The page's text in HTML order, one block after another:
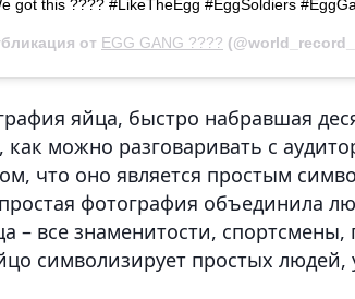
got this ???? #LikeTheEgg #EggSoldiers
от EGG GANG ????
яйца, быстро набравшая
как можно разговаривать с
что оно является простым
фотография объединила
– все знаменитости,
символизирует простых